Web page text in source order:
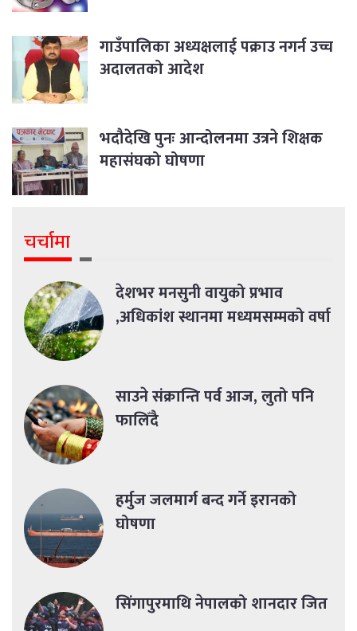
गाउँपालिका अध्यक्षलाई पक्राउ नगर्न उच्च
अदालतको आदेश
भदौदेखि पुनः आन्दोलनमा उत्रने शिक्षक
महासंघको घोषणा
चर्चामा
देशभर मनसुनी वायुको प्रभाव
,अधिकांश स्थानमा मध्यमसम्मको वर्षा
साउने संक्रान्ति पर्व आज, लुतो पनि
फालिँदै
हर्मुज जलमार्ग बन्द गर्ने इरानको
घोषणा
सिंगापुरमाथि नेपालको शानदार जित